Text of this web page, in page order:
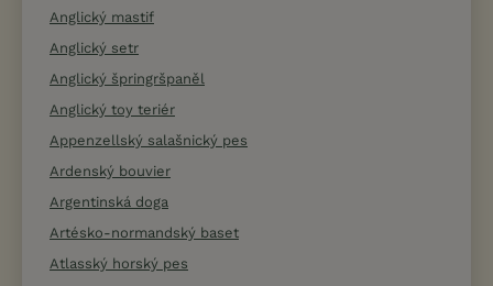
Anglický mastif
Anglický setr
Anglický špringršpaněl
Anglický toy teriér
Appenzellský salašnický pes
Ardenský bouvier
Argentinská doga
Artésko-normandský baset
Atlasský horský pes